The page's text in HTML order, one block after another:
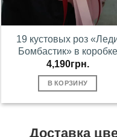
19 кустовых роз
Бомбастик» в коробке
4,190грн.
В КОРЗИНУ
Доставка